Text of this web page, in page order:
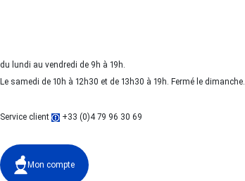
du lundi au vendredi de 9h à 19h.
Le samedi de 10h à 12h30 et de 13h30 à 19h. Fermé le dimanche.
Service client +33 (0)4 79 96 30 69
Mon compte